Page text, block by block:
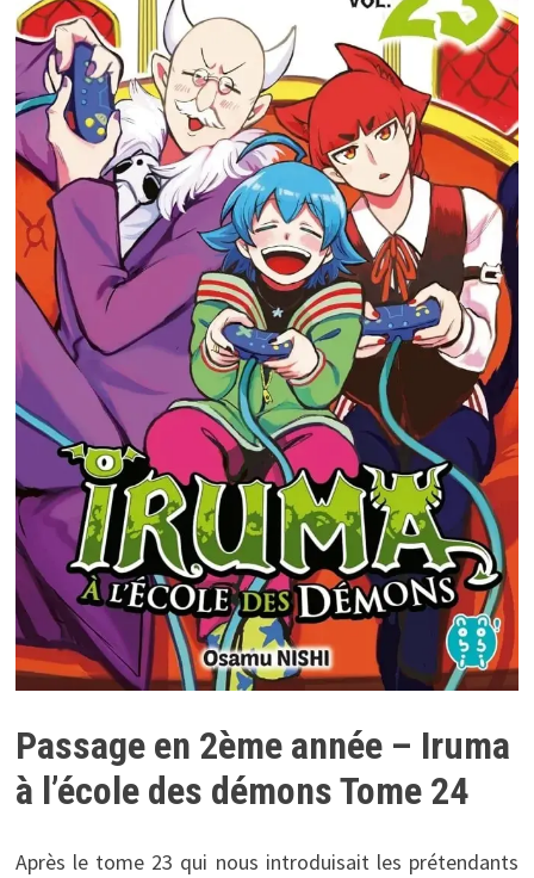
Passage en 2ème année – Iruma
à l’école des démons Tome 24
Après le tome 23 qui nous introduisait les prétendants